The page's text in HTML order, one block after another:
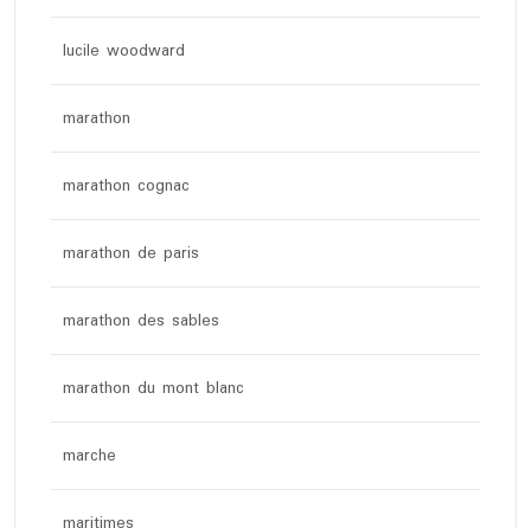
lucile woodward
marathon
marathon cognac
marathon de paris
marathon des sables
marathon du mont blanc
marche